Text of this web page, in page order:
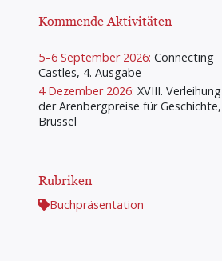
Kommende Aktivitäten
5–6 September 2026: Connecting
Castles, 4. Ausgabe
4 Dezember 2026: XVIII. Verleihung
der Arenbergpreise für Geschichte,
Brüssel
Rubriken
Buchpräsentation